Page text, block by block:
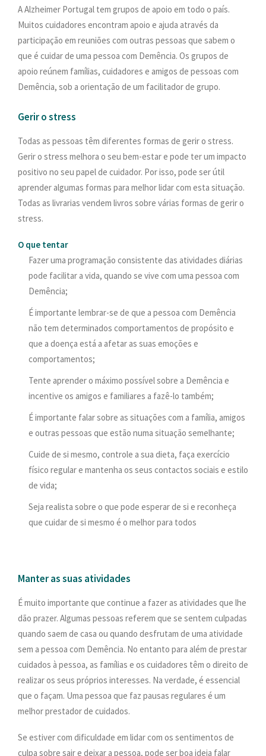
A Alzheimer Portugal tem grupos de apoio em todo o país.
Muitos cuidadores encontram apoio e ajuda através da
participação em reuniões com outras pessoas que sabem o
que é cuidar de uma pessoa com Demência. Os grupos de
apoio reúnem famílias, cuidadores e amigos de pessoas com
Demência, sob a orientação de um facilitador de grupo.
Gerir o stress
Todas as pessoas têm diferentes formas de gerir o stress.
Gerir o stress melhora o seu bem-estar e pode ter um impacto
positivo no seu papel de cuidador. Por isso, pode ser útil
aprender algumas formas para melhor lidar com esta situação.
Todas as livrarias vendem livros sobre várias formas de gerir o
stress.
O que tentar
Fazer uma programação consistente das atividades diárias
pode facilitar a vida, quando se vive com uma pessoa com
Demência;
É importante lembrar-se de que a pessoa com Demência
não tem determinados comportamentos de propósito e
que a doença está a afetar as suas emoções e
comportamentos;
Tente aprender o máximo possível sobre a Demência e
incentive os amigos e familiares a fazê-lo também;
É importante falar sobre as situações com a família, amigos
e outras pessoas que estão numa situação semelhante;
Cuide de si mesmo, controle a sua dieta, faça exercício
físico regular e mantenha os seus contactos sociais e estilo
de vida;
Seja realista sobre o que pode esperar de si e reconheça
que cuidar de si mesmo é o melhor para todos
Manter as suas atividades
É muito importante que continue a fazer as atividades que lhe
dão prazer. Algumas pessoas referem que se sentem culpadas
quando saem de casa ou quando desfrutam de uma atividade
sem a pessoa com Demência. No entanto para além de prestar
cuidados à pessoa, as famílias e os cuidadores têm o direito de
realizar os seus próprios interesses. Na verdade, é essencial
que o façam. Uma pessoa que faz pausas regulares é um
melhor prestador de cuidados.
Se estiver com dificuldade em lidar com os sentimentos de
culpa sobre sair e deixar a pessoa, pode ser boa ideia falar